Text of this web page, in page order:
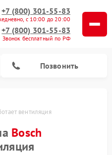
+7 (800) 301-55-83
с 10:00 до 20:00
+7 (800) 301-55-83
Звонок бесплатный по РФ
Позвонить
вентиляция
Bosch